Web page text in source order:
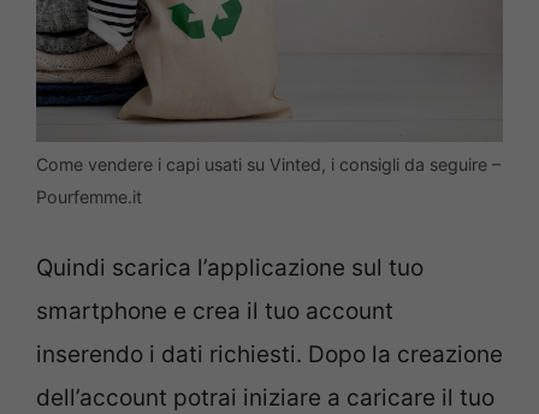
Come vendere i capi usati su Vinted, i consigli da seguire –
Pourfemme.it
Quindi scarica l’applicazione sul tuo
smartphone e crea il tuo account
inserendo i dati richiesti. Dopo la creazione
dell’account potrai iniziare a caricare il tuo